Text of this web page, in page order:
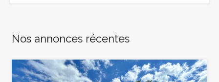
Nos annonces récentes